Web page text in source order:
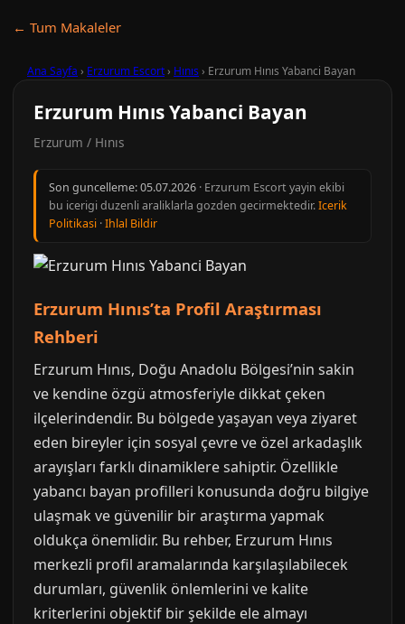
← Tum Makaleler
Ana Sayfa › Erzurum Escort› Hınıs › Erzurum Hınıs Yabanci Bayan
Erzurum Hınıs Yabanci Bayan
Erzurum / Hınıs
Son guncelleme:05.07.2026 · Erzurum Escort yayin ekibi
bu icerigi duzenli araliklarla gozden gecirmektedir.Icerik
Politikasi ·Ihlal Bildir
Erzurum Hınıs’ta Profil Araştırması
Rehberi
Erzurum Hınıs, Doğu Anadolu Bölgesi’nin sakin
ve kendine özgü atmosferiyle dikkat çeken
ilçelerindendir. Bu bölgede yaşayan veya ziyaret
eden bireyler için sosyal çevre ve özel arkadaşlık
arayışları farklı dinamiklere sahiptir. Özellikle
yabancı bayan profilleri konusunda doğru bilgiye
ulaşmak ve güvenilir bir araştırma yapmak
oldukça önemlidir. Bu rehber, Erzurum Hınıs
merkezli profil aramalarında karşılaşılabilecek
durumları, güvenlik önlemlerini ve kalite
kriterlerini objektif bir şekilde ele almayı